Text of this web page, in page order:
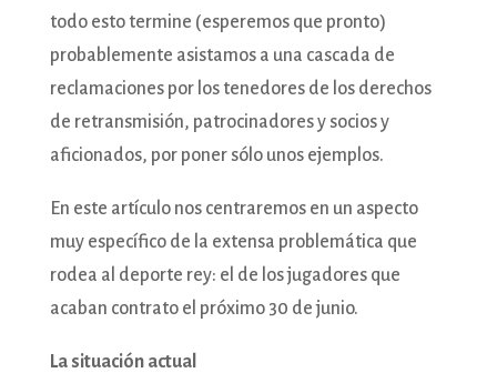
todo esto termine (esperemos que pronto)
probablemente asistamos a una cascada de
reclamaciones por los tenedores de los derechos
de retransmisión, patrocinadores y socios y
aficionados, por poner sólo unos ejemplos.
En este artículo nos centraremos en un aspecto
muy específico de la extensa problemática que
rodea al deporte rey: el de los jugadores que
acaban contrato el próximo 30 de junio.
La situación actual